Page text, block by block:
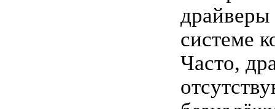
драйверы
системе
Часто,